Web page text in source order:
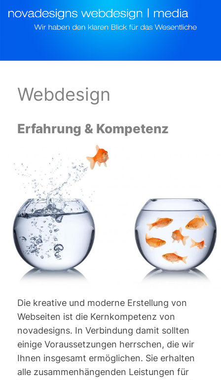
Webdesign
Erfahrung & Kompetenz
Die kreative und moderne Erstellung von
Webseiten ist die Kernkompetenz von
novadesigns. In Verbindung damit sollten
einige Voraussetzungen herrschen, die wir
Ihnen insgesamt ermöglichen. Sie erhalten
alle zusammenhängenden Leistungen für